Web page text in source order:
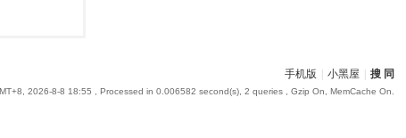
手机版 小黑屋 搜 同
2026-8-8 18:55 , Processed in 0.006582 second(s), 2 queries , Gzip On, MemCache On.